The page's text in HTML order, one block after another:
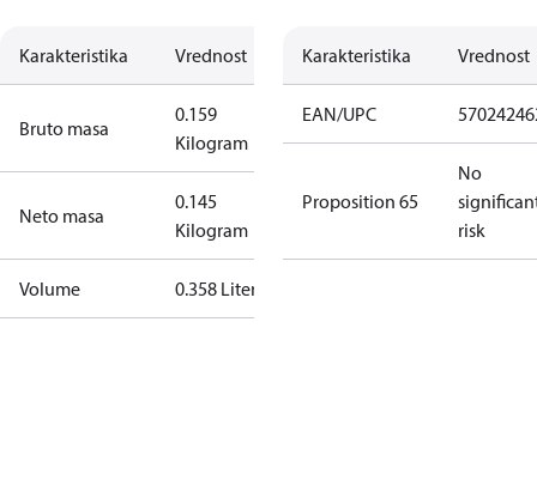
Karakteristika Vrednost
Bruto masa
0.159
Kilogram
Neto masa
0.145
Kilogram
Volume 0.358 Liter
Karakteristika Vrednost
EAN/UPC
Proposition 65
No
risk